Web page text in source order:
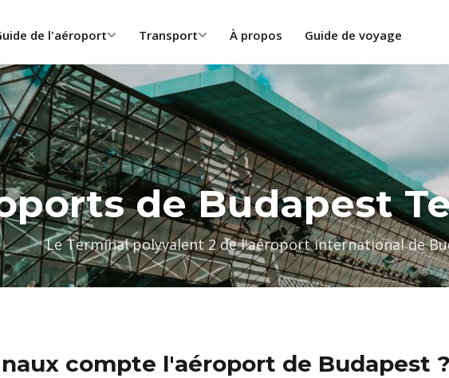
de l'aéroport Transport À propos Guide de voyage
de Budapest
Le Terminal polyvalent 2 de l'aéroport international de
compte l'aéroport de Budapest ?